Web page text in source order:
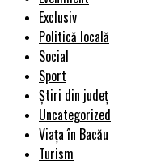
Exclusiv
Politică locală
Social
Sport
Știri din județ
Uncategorized
Viața în Bacău
Turism